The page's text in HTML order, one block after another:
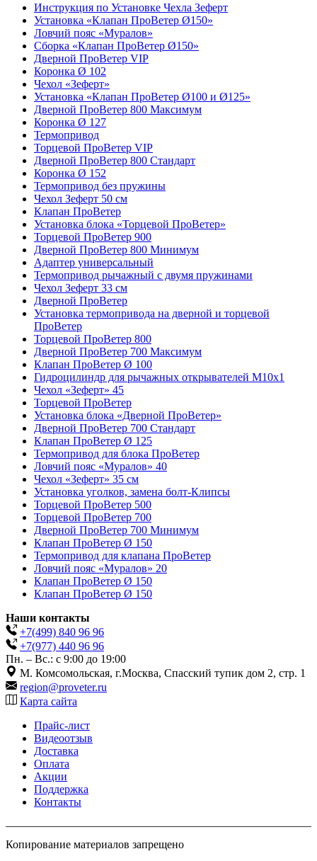
Инструкция по Установке Чехла Зеферт
Установка «Клапан ПроВетер Ø150»
Ловчий пояс «Муралов»
Сборка «Клапан ПроВетер Ø150»
Дверной ПроВетер VIP
Коронка Ø 102
Чехол «Зеферт»
Установка «Клапан ПроВетер Ø100 и Ø125»
Дверной ПроВетер 800 Максимум
Коронка Ø 127
Термопривод
Торцевой ПроВетер VIP
Дверной ПроВетер 800 Стандарт
Коронка Ø 152
Термопривод без пружины
Чехол Зеферт 50 см
Клапан ПроВетер
Установка блока «Торцевой ПроВетер»
Торцевой ПроВетер 900
Дверной ПроВетер 800 Минимум
Адаптер универсальный
Термопривод рычажный с двумя пружинами
Чехол Зеферт 33 см
Дверной ПроВетер
Установка термопривода на дверной и торцевой
ПроВетер
Торцевой ПроВетер 800
Дверной ПроВетер 700 Максимум
Клапан ПроВетер Ø 100
Гидроцилиндр для рычажных открывателей М10х1
Чехол «Зеферт» 45
Торцевой ПроВетер
Установка блока «Дверной ПроВетер»
Дверной ПроВетер 700 Стандарт
Клапан ПроВетер Ø 125
Термопривод для блока ПроВетер
Ловчий пояс «Муралов» 40
Чехол «Зеферт» 35 см
Установка уголков, замена болт-Клипсы
Торцевой ПроВетер 500
Торцевой ПроВетер 700
Дверной ПроВетер 700 Минимум
Клапан ПроВетер Ø 150
Термопривод для клапана ПроВетер
Ловчий пояс «Муралов» 20
Клапан ПроВетер Ø 150
Клапан ПроВетер Ø 150
Наши контакты
+7(499) 840 96 96
+7(977) 440 96 96
Пн. – Вс.: с 9:00 до 19:00
М. Комсомольская, г.Москва, Спасский тупик дом 2, стр. 1
region@proveter.ru
Карта сайта
Прайс-лист
Видеоотзыв
Доставка
Оплата
Акции
Поддержка
Контакты
Копирование материалов запрещено